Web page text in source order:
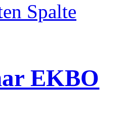
Spalte
EKBO